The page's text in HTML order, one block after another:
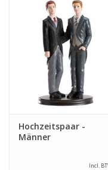
Hochzeitspaar -
Männer
Incl.